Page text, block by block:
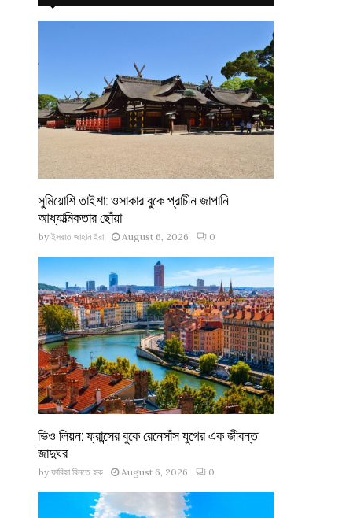
সুমিয়োশি তাইশা: ওসাকার বুকে প্রাচীন জাপানি
আধ্যাত্মিকতার ছোঁয়া
by ইসরাত জাহান ইরা August 6, 2026 0
ভিও লিয়ন: ফ্রান্সের বুকে রেনেসাঁস যুগের এক জীবন্ত
জাদুঘর
by ফাবিহা বিনতে হক August 6, 2026 0